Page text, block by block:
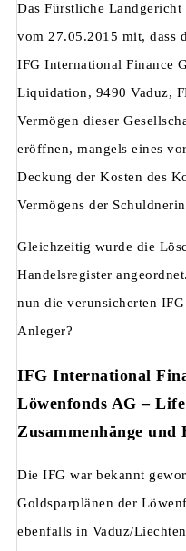
Das Fürstliche
vom 27.05.2015 mit, dass
IFG International Finance
Liquidation, 9490 Vaduz,
Vermögen dieser
eröffnen, mangels eines
Deckung der Kosten des
Vermögens der
Gleichzeitig wurde die
Handelsregister
nun die verunsicherten
Anleger?
IFG International
Löwenfonds AG –
Zusammenhänge
Die IFG war bekannt
Goldsparplänen der
ebenfalls in Vaduz/